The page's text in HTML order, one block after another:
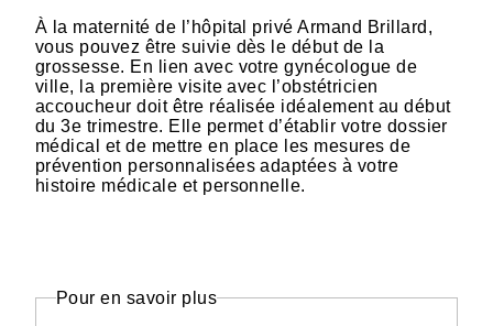
À la maternité de l’hôpital privé Armand Brillard,
vous pouvez être suivie dès le début de la
grossesse. En lien avec votre gynécologue de
ville, la première visite avec l’obstétricien
accoucheur doit être réalisée idéalement au début
du 3e trimestre. Elle permet d’établir votre dossier
médical et de mettre en place les mesures de
prévention personnalisées adaptées à votre
histoire médicale et personnelle.
Pour en savoir plus